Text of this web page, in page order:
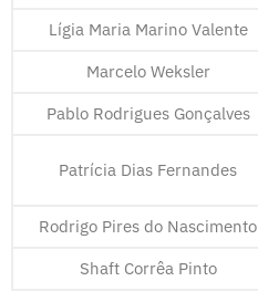
Lígia Maria Marino Valente
Marcelo Weksler
Pablo Rodrigues Gonçalves
Patrícia Dias Fernandes
Rodrigo Pires do Nascimento
Shaft Corrêa Pinto